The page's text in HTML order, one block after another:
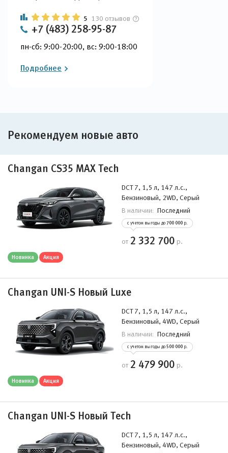
5 130 отзывов
+7 (483) 258-95-87
пн-сб: 9:00-20:00, вс: 9:00-18:00
Подробнее
Рекомендуем новые авто
Changan CS35 MAX Tech
DCT 7, 1,5 л, 147 л.с.,
Бензиновый, 2WD, Серый
В наличии: Последний
с учетом выгоды до 700 000 р.
от 2 332 700 р.
Новинка Акция
Changan UNI-S Новый Luxe
DCT 7, 1,5 л, 147 л.с.,
Бензиновый, 4WD, Серый
В наличии: Последний
с учетом выгоды до 500 000 р.
от 2 479 900 р.
Новинка Акция
Changan UNI-S Новый Tech
DCT 7, 1,5 л, 147 л.с.,
Бензиновый, 4WD, Серый